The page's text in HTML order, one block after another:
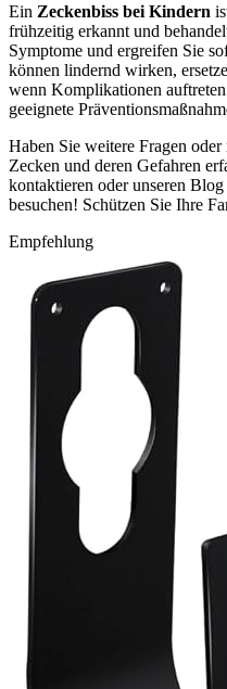
Ein Zeckenbiss bei Kindern
frühzeitig erkannt und
Symptome und ergreifen Sie
können lindernd wirken,
wenn Komplikationen
geeignete
Haben Sie weitere Fragen
Zecken und deren Gefahren
kontaktieren oder unseren
besuchen! Schützen Sie Ihre
Empfehlung